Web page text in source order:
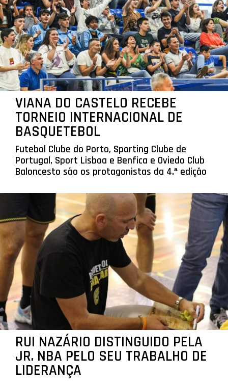
VIANA DO CASTELO RECEBE
TORNEIO INTERNACIONAL DE
BASQUETEBOL
Futebol Clube do Porto, Sporting Clube de
Portugal, Sport Lisboa e Benfica e Oviedo Club
Baloncesto são os protagonistas da 4.ª edição
RUI NAZÁRIO DISTINGUIDO PELA
JR. NBA PELO SEU TRABALHO DE
LIDERANÇA